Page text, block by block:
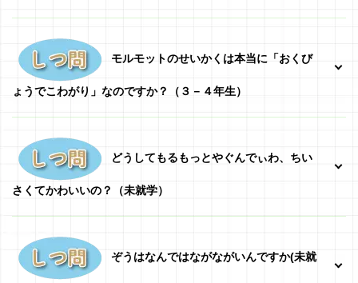
モルモットのせいかくは本当に「おくび
ょうでこわがり」なのですか？（３－４年生）
どうしてもるもっとやぐんでぃわ、ちい
さくてかわいいの？（未就学）
ぞうはなんではながながいんですか(未就